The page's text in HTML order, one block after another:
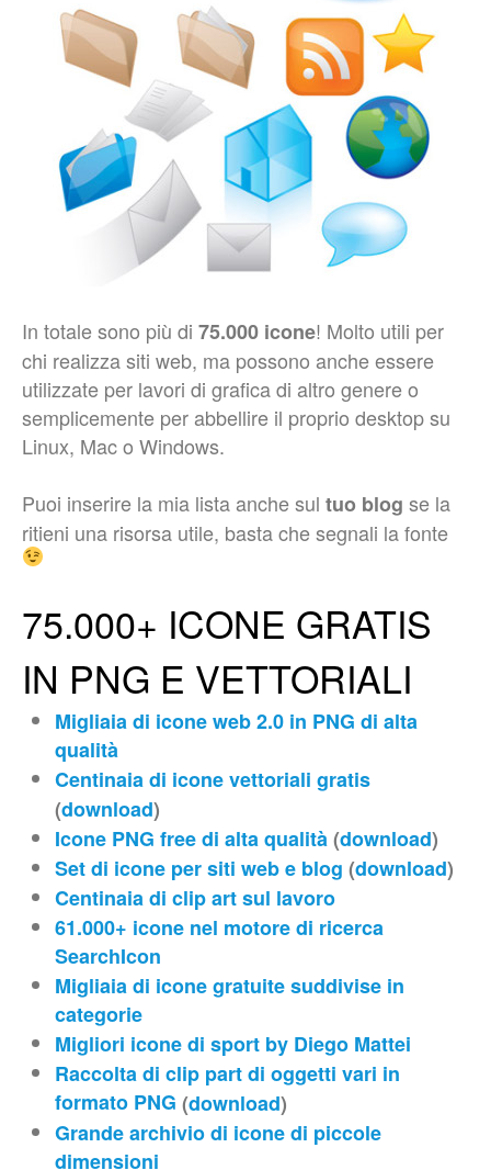
In totale sono più di 75.000 icone! Molto utili per
chi realizza siti web, ma possono anche essere
utilizzate per lavori di grafica di altro genere o
semplicemente per abbellire il proprio desktop su
Linux, Mac o Windows.
Puoi inserire la mia lista anche sul tuo blog se la
ritieni una risorsa utile, basta che segnali la fonte
75.000+ ICONE GRATIS
IN PNG E VETTORIALI
Migliaia di icone web 2.0 in PNG di alta
qualità
Centinaia di icone vettoriali gratis
(download)
Icone PNG free di alta qualità(download)
Set di icone per siti web e blog (download)
Centinaia di clip art sul lavoro
61.000+ icone nel motore di ricerca
SearchIcon
Migliaia di icone gratuite suddivise in
categorie
Migliori icone di sport by Diego Mattei
Raccolta di clip part di oggetti vari in
formato PNG (download)
Grande archivio di icone di piccole
dimensioni